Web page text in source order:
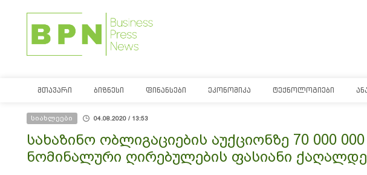
ᲛᲗᲐᲕᲐᲠᲘ ᲑᲘᲖᲜᲔᲡᲘ ᲤᲘᲜᲐᲜᲡᲔᲑᲘ ᲔᲙᲝᲜᲝᲛᲘᲙᲐ ᲢᲔᲥᲜᲝᲚᲝᲒᲘᲔᲑᲘ
სიახლეები 04.08.2020 / 13:53
სახაზინო ობლიგაციების აუქციონზე 70 000
ნომინალური ღირებულების ფასიანი